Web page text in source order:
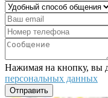
Нажимая на кнопку, вы
персональных данных
Отправить